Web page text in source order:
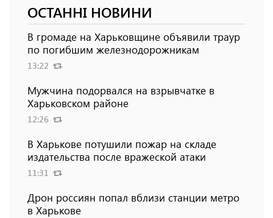
ОСТАННІ НОВИНИ
В громаде на Харьковщине объявили траур
по погибшим железнодорожникам
13:22
Мужчина подорвался на взрывчатке в
Харьковском районе
12:26
В Харькове потушили пожар на складе
издательства после вражеской атаки
11:31
Дрон россиян попал вблизи станции метро
в Харькове